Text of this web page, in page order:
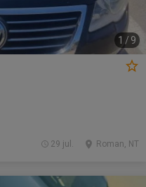
1 / 9
Roman, NT
29 jul.